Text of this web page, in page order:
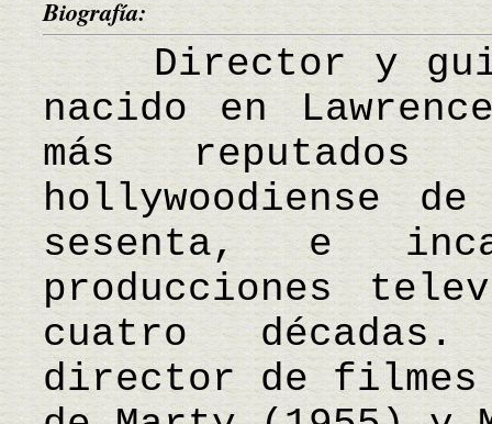
Biografía:
Director y
nacido en
más
hollywoodiense
sesenta, e
producciones
cuatro
director de filmes